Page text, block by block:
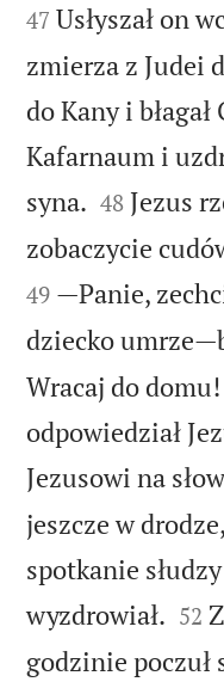
47 Usłyszał on
zmierza z Judei
do Kany i błagał
Kafarnaum i
syna. 

48 Jezus
zobaczycie
49 —Panie,
dziecko
Wracaj do
odpowiedział
Jezusowi na
jeszcze w
spotkanie
wyzdrowiał. 

52
godzinie